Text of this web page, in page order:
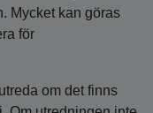
Mycket kan göras
för
om det finns